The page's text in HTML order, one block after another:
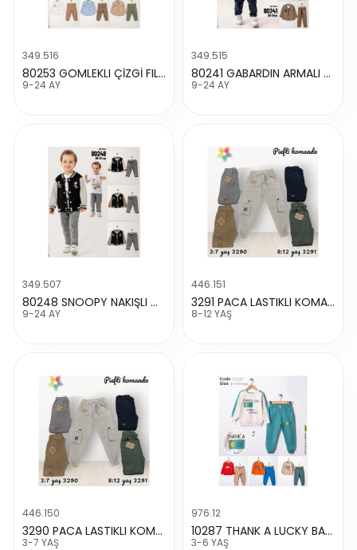
349.516
80253 GOMLEKLI ÇİZGİ FILM KARAKTERLI TAKIM
9-24 AY
349.515
80241 GABARDIN ARMALI TAKIM
9-24 AY
349.507
80248 SNOOPY NAKIŞLI CEKETLI TAKIM
9-24 AY
446.151
3291 PACA LASTIKLI KOMANDO CEP PANTALON
8-12 YAŞ
446.150
3290 PACA LASTIKLI KOMANDO CEP PANTALON
3-7 YAŞ
976.12
10287 THANK A LUCKY BASKILI TAKIM
3-6 YAŞ